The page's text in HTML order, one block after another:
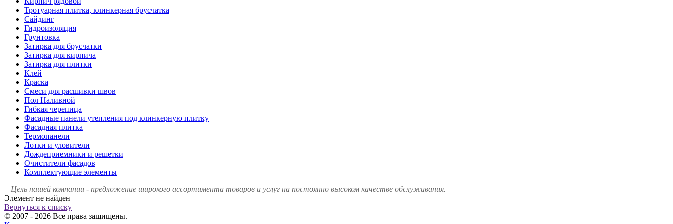
Тротуарная плитка, клинкерная брусчатка
Сайдинг
Гидроизоляция
Грунтовка
Затирка для брусчатки
Затирка для кирпича
Затирка для плитки
Клей
Краска
Смеси для расшивки швов
Пол Наливной
Гибкая черепица
Фасадные панели утепления под клинкерную плитку
Фасадная плитка
Термопанели
Лотки и уловители
Дождеприемники и решетки
Очистители фасадов
Комплектующие элементы
Цель нашей компании - предложение широкого ассортимента товаров и услуг на постоянно высоком качестве обслуживания.
Элемент не найден
Вернуться к списку
© 2007 - 2026 Все права защищены.